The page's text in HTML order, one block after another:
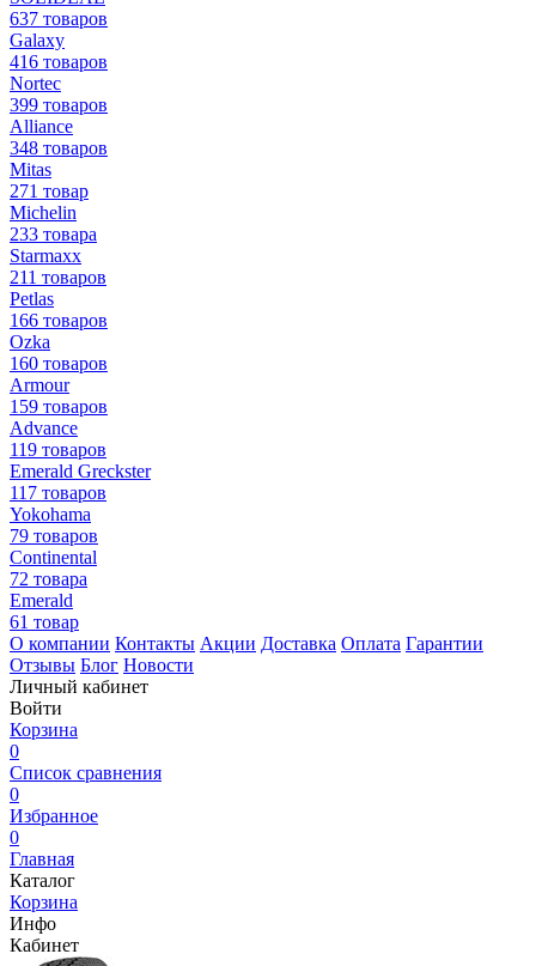
637 товаров
Galaxy
416 товаров
Nortec
399 товаров
Alliance
348 товаров
Mitas
271 товар
Michelin
233 товара
Starmaxx
211 товаров
Petlas
166 товаров
Ozka
160 товаров
Armour
159 товаров
Advance
119 товаров
Emerald Greckster
117 товаров
Yokohama
79 товаров
Continental
72 товара
Emerald
61 товар
О компании Контакты Акции Доставка Оплата Гарантии
Отзывы Блог Новости
Личный кабинет
Войти
Корзина
0
Список сравнения
0
Избранное
0
Главная
Каталог
Корзина
Инфо
Кабинет